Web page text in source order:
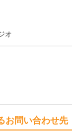
オ
お問い合わせ先